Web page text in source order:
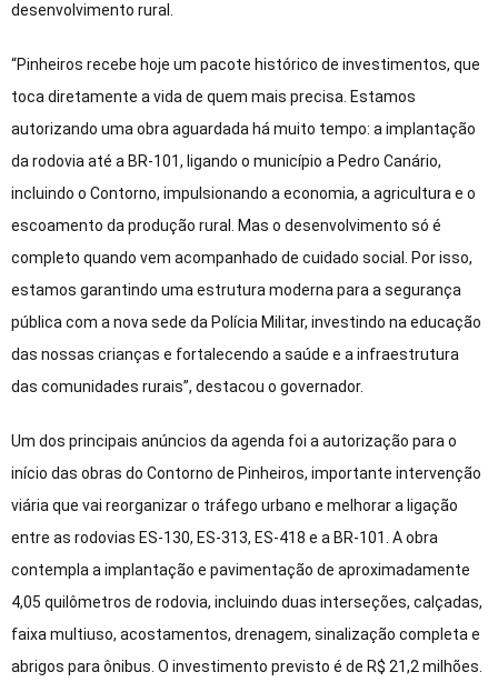
desenvolvimento rural.
“Pinheiros recebe hoje um pacote histórico de investimentos, que
toca diretamente a vida de quem mais precisa. Estamos
autorizando uma obra aguardada há muito tempo: a implantação
da rodovia até a BR-101, ligando o município a Pedro Canário,
incluindo o Contorno, impulsionando a economia, a agricultura e o
escoamento da produção rural. Mas o desenvolvimento só é
completo quando vem acompanhado de cuidado social. Por isso,
estamos garantindo uma estrutura moderna para a segurança
pública com a nova sede da Polícia Militar, investindo na educação
das nossas crianças e fortalecendo a saúde e a infraestrutura
das comunidades rurais”, destacou o governador.
Um dos principais anúncios da agenda foi a autorização para o
início das obras do Contorno de Pinheiros, importante intervenção
viária que vai reorganizar o tráfego urbano e melhorar a ligação
entre as rodovias ES-130, ES-313, ES-418 e a BR-101. A obra
contempla a implantação e pavimentação de aproximadamente
4,05 quilômetros de rodovia, incluindo duas interseções, calçadas,
faixa multiuso, acostamentos, drenagem, sinalização completa e
abrigos para ônibus. O investimento previsto é de R$ 21,2 milhões.